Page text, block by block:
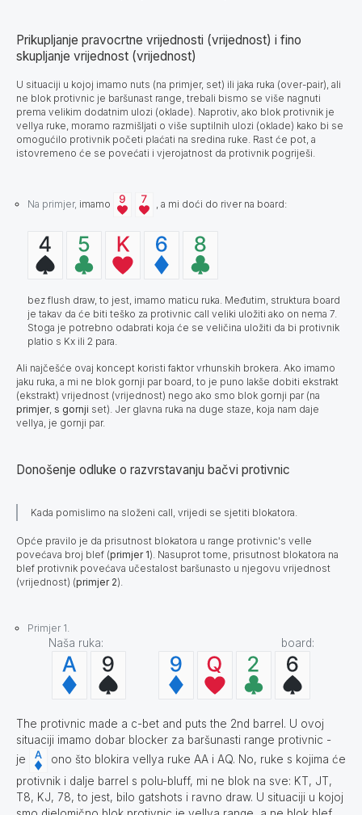
Prikupljanje pravocrtne vrijednosti (vrijednost) i fino
skupljanje vrijednost (vrijednost)
U situaciji u kojoj imamo nuts (na primjer, set) ili jaka ruka (over-pair), ali
ne blok protivnic je baršunast range, trebali bismo se više nagnuti
prema velikim dodatnim ulozi (oklade). Naprotiv, ako blok protivnik je
vellya ruke, moramo razmišljati o više suptilnih ulozi (oklade) kako bi se
omogućilo protivnik početi plaćati na sredina ruke. Rast će pot, a
istovremeno će se povećati i vjerojatnost da protivnik pogriješi.
Na primjer, imamo , a mi doći do river na board:
bez flush draw, to jest, imamo maticu ruka. Međutim, struktura board
je takav da će biti teško za protivnic call veliki uložiti ako on nema 7.
Stoga je potrebno odabrati koja će se veličina uložiti da bi protivnik
platio s Kx ili 2 para.
Ali najčešće ovaj koncept koristi faktor vrhunskih brokera. Ako imamo
jaku ruka, a mi ne blok gornji par board, to je puno lakše dobiti ekstrakt
(ekstrakt) vrijednost (vrijednost) nego ako smo blok gornji par (na
primjer, s gornji set). Jer glavna ruka na duge staze, koja nam daje
vellya, je gornji par.
Donošenje odluke o razvrstavanju bačvi protivnic
Kada pomislimo na složeni call, vrijedi se sjetiti blokatora.
Opće pravilo je da prisutnost blokatora u range protivnic's velle
povećava broj blef (primjer 1). Nasuprot tome, prisutnost blokatora na
blef protivnik povećava učestalost baršunasto u njegovu vrijednost
(vrijednost) (primjer 2).
Primjer 1.
Naša ruka: board:
The protivnic made a c-bet and puts the 2nd barrel. U ovoj
situaciji imamo dobar blocker za baršunasti range protivnic -
je
ono što blokira vellya ruke AA i AQ. No, ruke s kojima će
protivnik i dalje barrel s polu-bluff, mi ne blok na sve: KT, JT,
T8, KJ, 78, to jest, bilo gatshots i ravno draw. U situaciji u kojoj